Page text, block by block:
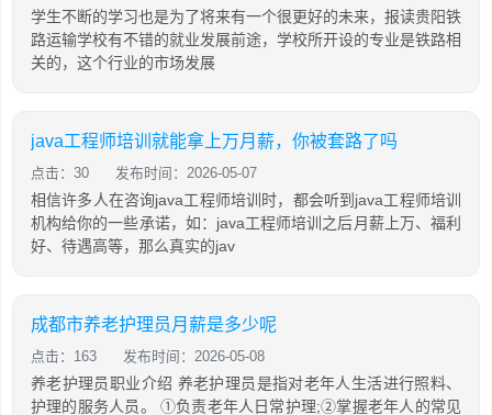
学生不断的学习也是为了将来有一个很更好的未来，报读贵阳铁
路运输学校有不错的就业发展前途，学校所开设的专业是铁路相
关的，这个行业的市场发展
java工程师培训就能拿上万月薪，你被套路了吗
点击：30 发布时间：2026-05-07
相信许多人在咨询java工程师培训时，都会听到java工程师培训
机构给你的一些承诺，如：java工程师培训之后月薪上万、福利
好、待遇高等，那么真实的jav
成都市养老护理员月薪是多少呢
点击：163 发布时间：2026-05-08
养老护理员职业介绍 养老护理员是指对老年人生活进行照料、
护理的服务人员。 ①负责老年人日常护理;②掌握老年人的常见